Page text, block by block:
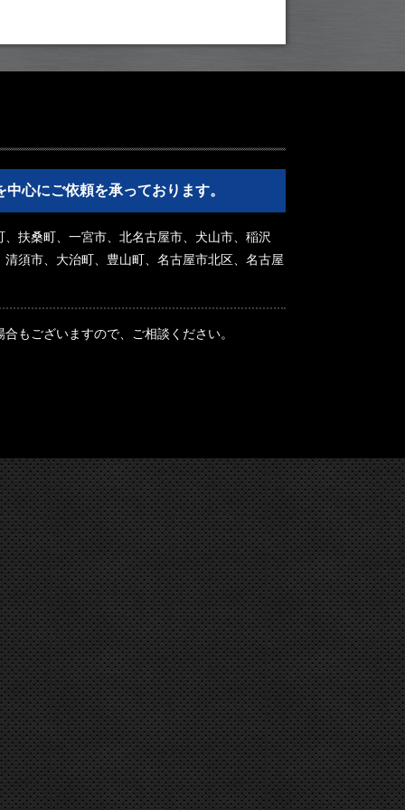
心にご依頼を承っております。
扶桑町、一宮市、北名古屋市、犬山市、稲沢
須市、大治町、豊山町、名古屋市北区、名古屋
もございますので、ご相談ください。